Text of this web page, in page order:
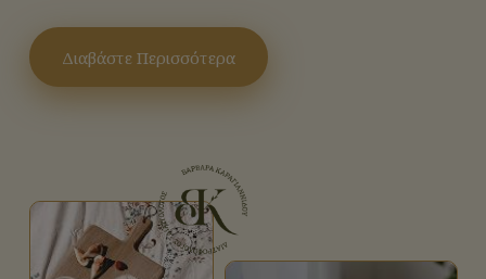
Διαβάστε Περισσότερα